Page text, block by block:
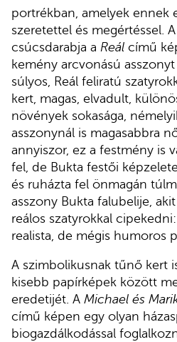
portrékban, amelyek ennek
szeretettel és megértéssel.
csúcsdarabja a Reál című
kemény arcvonású
súlyos, Reál feliratú
kert, magas, elvadult,
növények sokasága,
asszonynál is magasabbra
annyiszor, ez a festmény is
fel, de Bukta festői
és ruházta fel önmagán
asszony Bukta falubelije,
reálos szatyrokkal
realista, de mégis humoros
A szimbolikusnak tűnő kert
kisebb papírképek között
eredetijét. A Michael és
című képen egy olyan
biogazdálkodással